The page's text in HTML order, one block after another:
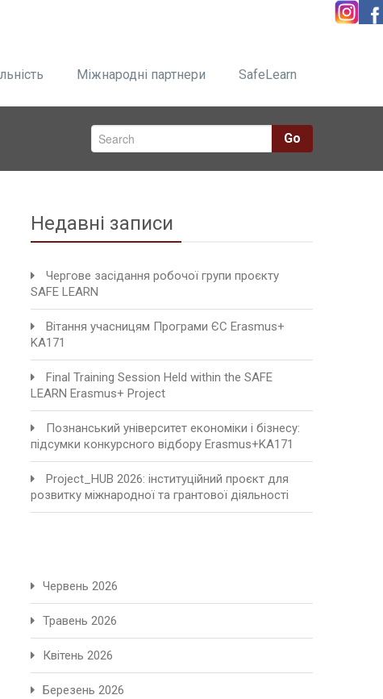
Міжнародні партнери SafeLearn
Go
Недавні записи
Чергове засідання робочої групи проєкту
SAFE LEARN
Вітання учасницям Програми ЄС Erasmus+
KA171
Final Training Session Held within the SAFE
LEARN Erasmus+ Project
Познанський університет економіки і бізнесу:
підсумки конкурсного відбору Erasmus+KA171
Project_HUB 2026: інституційний проєкт для
розвитку міжнародної та грантової діяльності
Червень 2026
Травень 2026
Квітень 2026
Березень 2026